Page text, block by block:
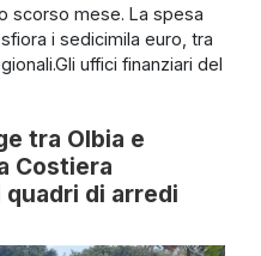
scorso mese. La spesa
i sedicimila euro, tra
uffici finanziari del
tra Olbia e
Costiera
di arredi